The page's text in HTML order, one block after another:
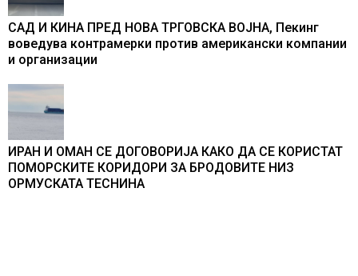
САД И КИНА ПРЕД НОВА ТРГОВСКА ВОЈНА, Пекинг
воведува контрамерки против американски компании
и организации
ИРАН И ОМАН СЕ ДОГОВОРИЈА КАКО ДА СЕ КОРИСТАТ
ПОМОРСКИТЕ КОРИДОРИ ЗА БРОДОВИТЕ НИЗ
ОРМУСКАТА ТЕСНИНА